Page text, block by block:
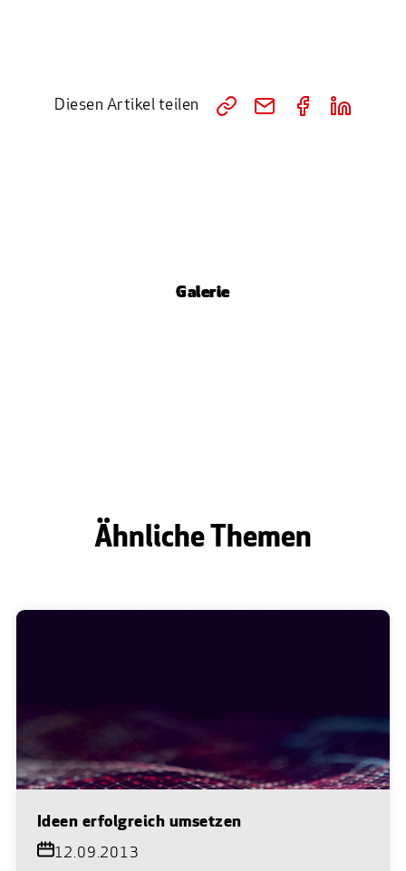
Diesen Artikel teilen
Galerie
Ähnliche Themen
Ideen erfolgreich umsetzen
12.09.2013